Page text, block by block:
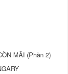
MÃI (Phần 2)